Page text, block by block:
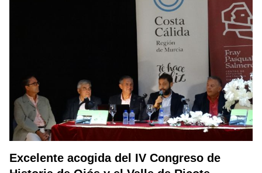
Excelente acogida del IV Congreso de